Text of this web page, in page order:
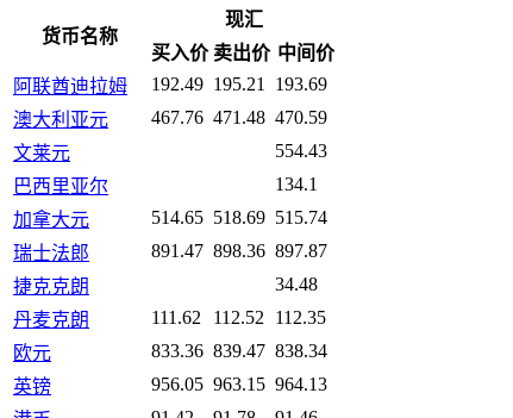
货币名称
现汇
买入价 卖出价 中间价
阿联酋迪拉姆
192.49 195.21
193.69
澳大利亚元
467.76 471.48 470.59
文莱元
554.43
巴西里亚尔
134.1
加拿大元
514.65 518.69 515.74
瑞士法郎
891.47 898.36 897.87
捷克克朗
34.48
丹麦克朗
111.62 112.52
112.35
欧元
833.36 839.47 838.34
英镑
956.05 963.15 964.13